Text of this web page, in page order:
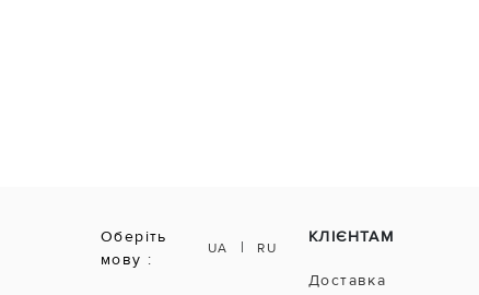
Оберіть
мову :
UA | RU
КЛІЄНТАМ
Доставка